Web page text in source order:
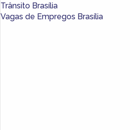
Trânsito Brasília
Vagas de Empregos Brasília